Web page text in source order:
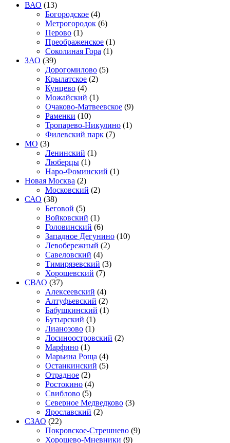
ВАО (13)
Богородское (4)
Метрогородок (6)
Перово (1)
Преображенское (1)
Соколиная Гора (1)
ЗАО (39)
Дорогомилово (5)
Крылатское (2)
Кунцево (4)
Можайский (1)
Очаково-Матвеевское (9)
Раменки (10)
Тропарево-Никулино (1)
Филевский парк (7)
МО (3)
Ленинский (1)
Люберцы (1)
Наро-Фоминский (1)
Новая Москва (2)
Московский (2)
САО (38)
Беговой (5)
Войковский (1)
Головинский (6)
Западное Дегунино (10)
Левобережный (2)
Савеловский (4)
Тимирязевский (3)
Хорошевский (7)
СВАО (37)
Алексеевский (4)
Алтуфьевский (2)
Бабушкинский (1)
Бутырский (1)
Лианозово (1)
Лосиноостровский (2)
Марфино (1)
Марьина Роща (4)
Останкинский (5)
Отрадное (2)
Ростокино (4)
Свиблово (5)
Северное Медведково (3)
Ярославский (2)
СЗАО (22)
Покровское-Стрешнево (9)
Хорошево-Мневники (9)